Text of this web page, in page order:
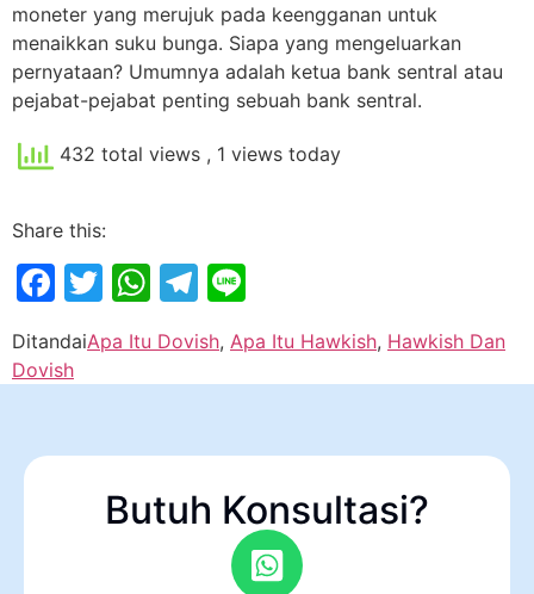
moneter yang merujuk pada keengganan untuk
menaikkan suku bunga. Siapa yang mengeluarkan
pernyataan? Umumnya adalah ketua bank sentral atau
pejabat-pejabat penting sebuah bank sentral.
432 total views , 1 views today
Share this:
Facebook
Twitter
WhatsApp
Telegram
DitandaiApa Itu Dovish, Apa Itu Hawkish, Hawkish Dan
Dovish
Butuh Konsultasi?